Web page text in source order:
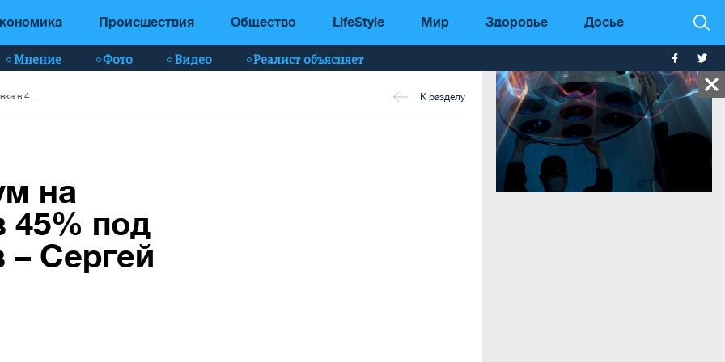
Происшествия Общество LifeStyle Мир Здоровье Досье
Мнение Фото Видео Реалист объясняет
К разделу
на
45% под
– Сергей